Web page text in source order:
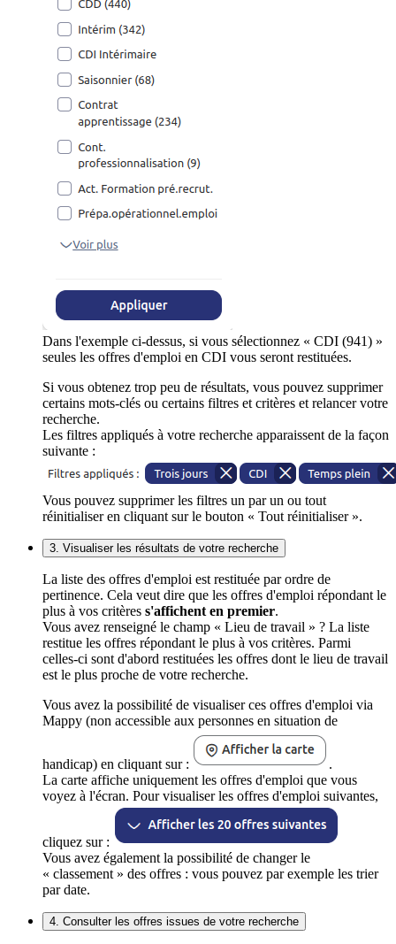
Dans l'exemple ci-dessus, si vous sélectionnez « CDI (941) »
seules les offres d'emploi en CDI vous seront restituées.
Si vous obtenez trop peu de résultats, vous pouvez supprimer
certains mots-clés ou certains filtres et critères et relancer votre
recherche.
Les filtres appliqués à votre recherche apparaissent de la façon
suivante :
Vous pouvez supprimer les filtres un par un ou tout
réinitialiser en cliquant sur le bouton « Tout réinitialiser ».
3. Visualiser les résultats de votre recherche
La liste des offres d'emploi est restituée par ordre de
pertinence. Cela veut dire que les offres d'emploi répondant le
plus à vos critères s'affichent en premier.
Vous avez renseigné le champ « Lieu de travail » ? La liste
restitue les offres répondant le plus à vos critères. Parmi
celles-ci sont d'abord restituées les offres dont le lieu de travail
est le plus proche de votre recherche.
Vous avez la possibilité de visualiser ces offres d'emploi via
Mappy (non accessible aux personnes en situation de
handicap) en cliquant sur :
.
La carte affiche uniquement les offres d'emploi que vous
voyez à l'écran. Pour visualiser les offres d'emploi suivantes,
cliquez sur :
Vous avez également la possibilité de changer le
« classement » des offres : vous pouvez par exemple les trier
par date.
4. Consulter les offres issues de votre recherche